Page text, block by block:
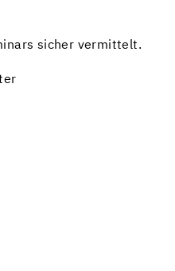
sicher vermittelt.